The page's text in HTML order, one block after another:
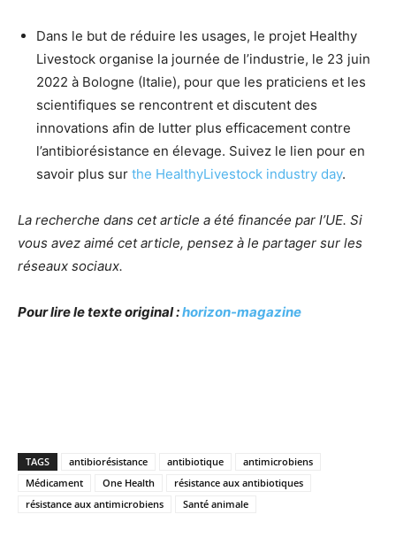
Dans le but de réduire les usages, le projet Healthy
Livestock organise la journée de l’industrie, le 23 juin
2022 à Bologne (Italie), pour que les praticiens et les
scientifiques se rencontrent et discutent des
innovations afin de lutter plus efficacement contre
l’antibiorésistance en élevage. Suivez le lien pour en
savoir plus sur the HealthyLivestock industry day.
La recherche dans cet article a été financée par l’UE. Si
vous avez aimé cet article, pensez à le partager sur les
réseaux sociaux.
Pour lire le texte original :horizon-magazine
TAGS antibiorésistance antibiotique
antimicrobiens
Médicament
One Health
résistance aux antibiotiques
résistance aux antimicrobiens
Santé animale